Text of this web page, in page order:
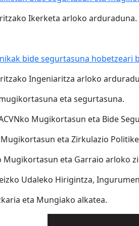
Ikerketa arloko arduraduna.
bide segurtasuna hobetzeari
Ingeniaritza arloko
eta segurtasuna.
Mugikortasun eta Bide
eta Zirkulazio
Mugikortasun eta Garraio arloko
Udaleko Hirigintza,
eta Mungiako alkatea.